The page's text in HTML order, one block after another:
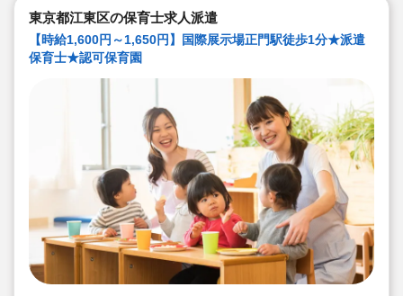
東京都江東区の保育士求人派遣
【時給1,600円～1,650円】国際展示場正門駅徒歩1分★派遣
保育士★認可保育園